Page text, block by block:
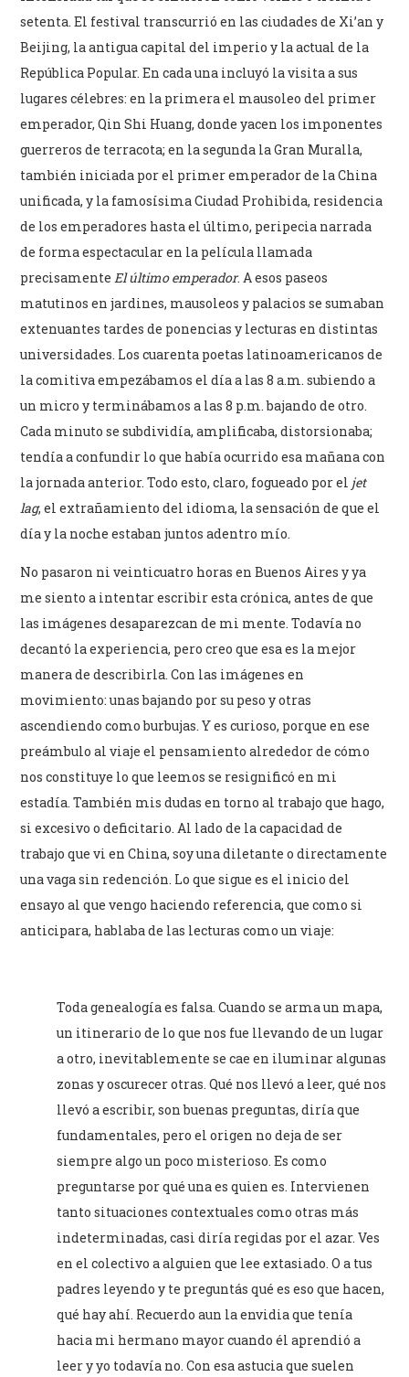
setenta. El festival transcurrió en las ciudades de Xi’an y
Beijing, la antigua capital del imperio y la actual de la
República Popular. En cada una incluyó la visita a sus
lugares célebres: en la primera el mausoleo del primer
emperador, Qin Shi Huang, donde yacen los imponentes
guerreros de terracota; en la segunda la Gran Muralla,
también iniciada por el primer emperador de la China
unificada, y la famosísima Ciudad Prohibida, residencia
de los emperadores hasta el último, peripecia narrada
de forma espectacular en la película llamada
precisamenteEl último emperador. A esos paseos
matutinos en jardines, mausoleos y palacios se sumaban
extenuantes tardes de ponencias y lecturas en distintas
universidades. Los cuarenta poetas latinoamericanos de
la comitiva empezábamos el día a las 8 a.m. subiendo a
un micro y terminábamos a las 8 p.m. bajando de otro.
Cada minuto se subdividía, amplificaba, distorsionaba;
tendía a confundir lo que había ocurrido esa mañana con
la jornada anterior. Todo esto, claro, fogueado por el jet
lag, el extrañamiento del idioma, la sensación de que el
día y la noche estaban juntos adentro mío.
No pasaron ni veinticuatro horas en Buenos Aires y ya
me siento a intentar escribir esta crónica, antes de que
las imágenes desaparezcan de mi mente. Todavía no
decantó la experiencia, pero creo que esa es la mejor
manera de describirla. Con las imágenes en
movimiento: unas bajando por su peso y otras
ascendiendo como burbujas. Y es curioso, porque en ese
preámbulo al viaje el pensamiento alrededor de cómo
nos constituye lo que leemos se resignificó en mi
estadía. También mis dudas en torno al trabajo que hago,
si excesivo o deficitario. Al lado de la capacidad de
trabajo que vi en China, soy una diletante o directamente
una vaga sin redención. Lo que sigue es el inicio del
ensayo al que vengo haciendo referencia, que como si
anticipara, hablaba de las lecturas como un viaje:
Toda genealogía es falsa. Cuando se arma un mapa,
un itinerario de lo que nos fue llevando de un lugar
a otro, inevitablemente se cae en iluminar algunas
zonas y oscurecer otras. Qué nos llevó a leer, qué nos
llevó a escribir, son buenas preguntas, diría que
fundamentales, pero el origen no deja de ser
siempre algo un poco misterioso. Es como
preguntarse por qué una es quien es. Intervienen
tanto situaciones contextuales como otras más
indeterminadas, casi diría regidas por el azar. Ves
en el colectivo a alguien que lee extasiado. O a tus
padres leyendo y te preguntás qué es eso que hacen,
qué hay ahí. Recuerdo aun la envidia que tenía
hacia mi hermano mayor cuando él aprendió a
leer y yo todavía no. Con esa astucia que suelen